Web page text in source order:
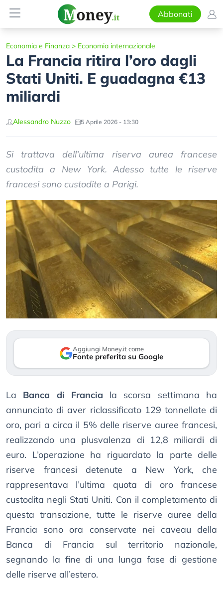
Abbonati
Economia e Finanza > Economia internazionale
La Francia ritira l’oro dagli
Stati Uniti. E guadagna €13
miliardi
Alessandro Nuzzo 5 Aprile 2026 - 13:30
Si trattava dell’ultima riserva aurea francese
custodita a New York. Adesso tutte le riserve
francesi sono custodite a Parigi.
Aggiungi Money.it come
Fonte preferita su Google
La Banca di Francia la scorsa settimana ha
annunciato di aver riclassificato 129 tonnellate di
oro, pari a circa il 5% delle riserve auree francesi,
realizzando una plusvalenza di 12,8 miliardi di
euro. L’operazione ha riguardato la parte delle
riserve francesi detenute a New York, che
rappresentava l’ultima quota di oro francese
custodita negli Stati Uniti. Con il completamento di
questa transazione, tutte le riserve auree della
Francia sono ora conservate nei caveau della
Banca di Francia sul territorio nazionale,
segnando la fine di una lunga fase di gestione
delle riserve all’estero.